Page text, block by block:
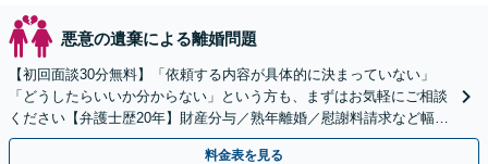
悪意の遺棄による離婚問題
【初回面談30分無料】「依頼する内容が具体的に決まっていない」
「どうしたらいいか分からない」という方も、まずはお気軽にご相談
ください【弁護士歴20年】財産分与／熟年離婚／慰謝料請求など幅広
く対応可能です【池袋駅5分】
料金表を見る